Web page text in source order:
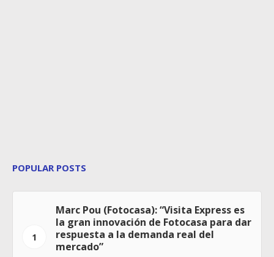
POPULAR POSTS
1
Marc Pou (Fotocasa): “Visita Express es
la gran innovación de Fotocasa para dar
respuesta a la demanda real del
mercado”